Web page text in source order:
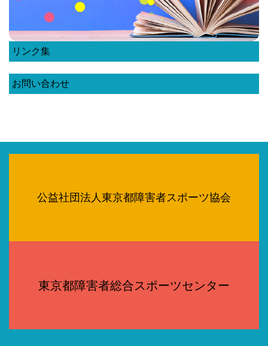
リンク集
お問い合わせ
公益社団法人東京都障害者スポーツ協会
東京都障害者総合スポーツセンター